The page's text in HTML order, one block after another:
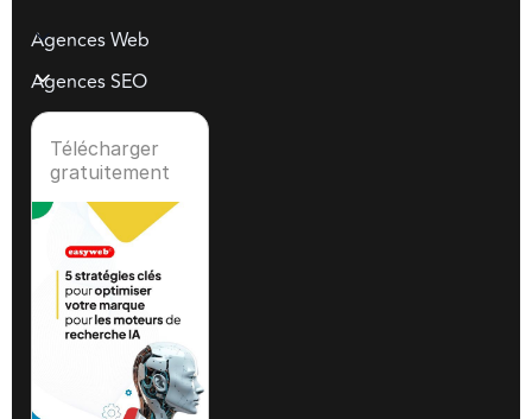
Agences Web
Agences SEO
Télécharger
gratuitement